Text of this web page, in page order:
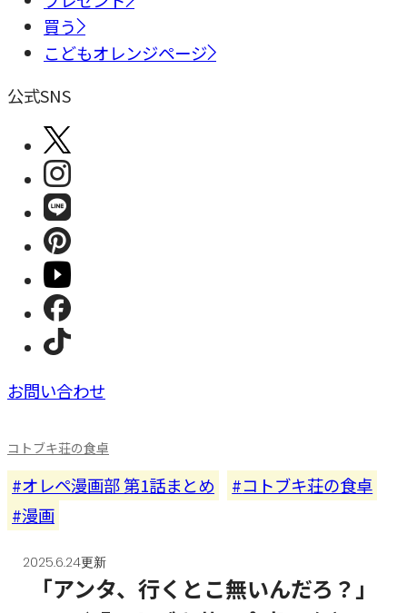
買う
こどもオレンジページ
公式SNS
お問い合わせ
コトブキ荘の食卓
オレペ漫画部 第1話まとめ
コトブキ荘の食卓
漫画
2025.6.24更新
「アンタ、行くとこ無いんだろ？」